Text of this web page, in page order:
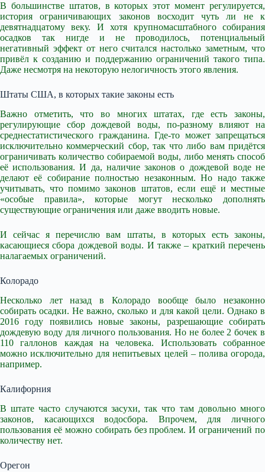
В большинстве штатов, в которых этот момент регулируется,
история ограничивающих законов восходит чуть ли не к
девятнадцатому веку. И хотя крупномасштабного собирания
осадков так нигде и не проводилось, потенциальный
негативный эффект от него считался настолько заметным, что
привёл к созданию и поддержанию ограничений такого типа.
Даже несмотря на некоторую нелогичность этого явления.
Штаты США, в которых такие законы есть
Важно отметить, что во многих штатах, где есть законы,
регулирующие сбор дождевой воды, по-разному влияют на
среднестатистического гражданина. Где-то может запрещаться
исключительно коммерческий сбор, так что либо вам придётся
ограничивать количество собираемой воды, либо менять способ
её использования. И да, наличие законов о дождевой воде не
делают её собирание полностью незаконным. Но надо также
учитывать, что помимо законов штатов, если ещё и местные
«особые правила», которые могут несколько дополнять
существующие ограничения или даже вводить новые.
И сейчас я перечислю вам штаты, в которых есть законы,
касающиеся сбора дождевой воды. И также – краткий перечень
налагаемых ограничений.
Колорадо
Несколько лет назад в Колорадо вообще было незаконно
собирать осадки. Не важно, сколько и для какой цели. Однако в
2016 году появились новые законы, разрешающие собирать
дождевую воду для личного пользования. Но не более 2 бочек в
110 галлонов каждая на человека. Использовать собранное
можно исключительно для непитьевых целей – полива огорода,
например.
Калифорния
В штате часто случаются засухи, так что там довольно много
законов, касающихся водосбора. Впрочем, для личного
пользования её можно собирать без проблем. И ограничений по
количеству нет.
Орегон